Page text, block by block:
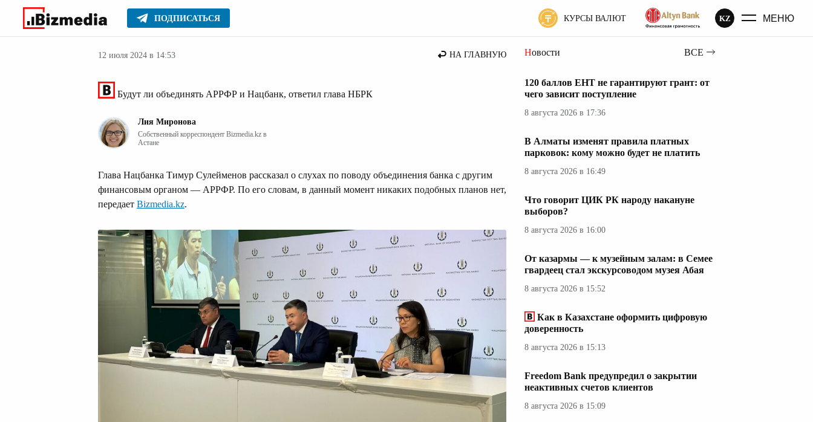
ПОДПИСАТЬСЯ КУРСЫ ВАЛЮТ KZ МЕНЮ
Главное Новости Финансовые новости Казахстана
12 июля 2024 в 14:53 НА ГЛАВНУЮ
Будут ли объединять АРРФР и Нацбанк, ответил глава НБРК
Лия Миронова
Собственный корреспондент Bizmedia.kz в
Астане
Глава Нацбанка Тимур Сулейменов рассказал о слухах по поводу объединения банка с другим
финансовым органом — АРРФР. По его словам, в данный момент никаких подобных планов нет,
передает Bizmedia.kz.
Новости ВСЕ
120 баллов ЕНТ не гарантируют грант: от
чего зависит поступление
8 августа 2026 в 17:36
В Алматы изменят правила платных
парковок: кому можно будет не платить
8 августа 2026 в 16:49
Что говорит ЦИК РК народу накануне
выборов?
8 августа 2026 в 16:00
От казармы — к музейным залам: в Семее
гвардеец стал экскурсоводом музея Абая
8 августа 2026 в 15:52
Как в Казахстане оформить цифровую
доверенность
8 августа 2026 в 15:13
Freedom Bank предупредил о закрытии
неактивных счетов клиентов
8 августа 2026 в 15:09